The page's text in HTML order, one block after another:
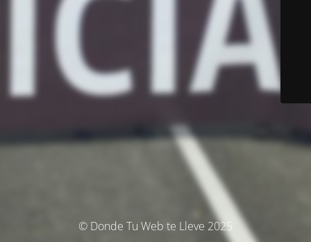
© Donde Tu Web te Lleve 2025